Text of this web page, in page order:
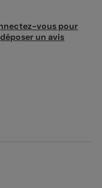
et se
vie. 100%
ce
de déposer
père dans l’encart
lui dire
une belle
gratuit ! Une
expédié en 48h
vous pour
déposer un avis